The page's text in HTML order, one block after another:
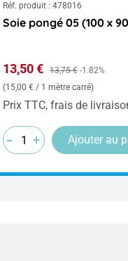
Réf. produit : 478016
Soie pongé 05 (100 x
Prix de vente :
13,50 € Prix régulier :
13,75 € -1.82%
(15,00 € / 1 mètre carré)
Prix TTC, frais de
-
-
- +
+
+ Ajouter au